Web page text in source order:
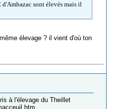
sont élevés mais il
élevage ? il vient d'où ton
à l'élevage du Theillet